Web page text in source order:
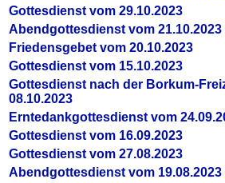
Gottesdienst vom 29.10.2023
Abendgottesdienst vom 21.10.2023
Friedensgebet vom 20.10.2023
Gottesdienst vom 15.10.2023
Gottesdienst nach der Borkum-
08.10.2023
Erntedankgottesdienst vom
Gottesdienst vom 16.09.2023
Gottesdienst vom 27.08.2023
Abendgottesdienst vom 19.08.2023